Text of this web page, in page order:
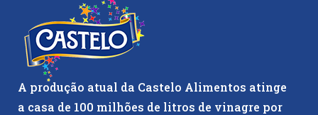
A produção atual da Castelo Alimentos atinge
a casa de 100 milhões de litros de vinagre por